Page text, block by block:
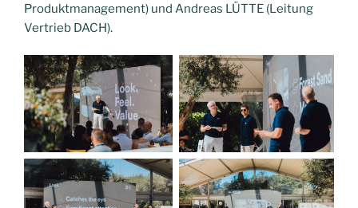
Produktmanagement) und Andreas LÜTTE (Leitung
Vertrieb DACH).